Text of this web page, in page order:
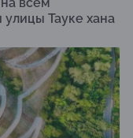
Тауке хана